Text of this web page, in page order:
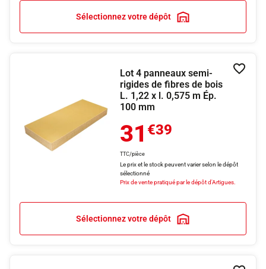
Sélectionnez votre dépôt
Lot 4 panneaux semi-
rigides de fibres de bois
L. 1,22 x l. 0,575 m Ép.
100 mm
31 €39
TTC/pièce
Le prix et le stock peuvent varier selon le dépôt
sélectionné
Prix de vente pratiqué par le dépôt d'Artigues.
Sélectionnez votre dépôt